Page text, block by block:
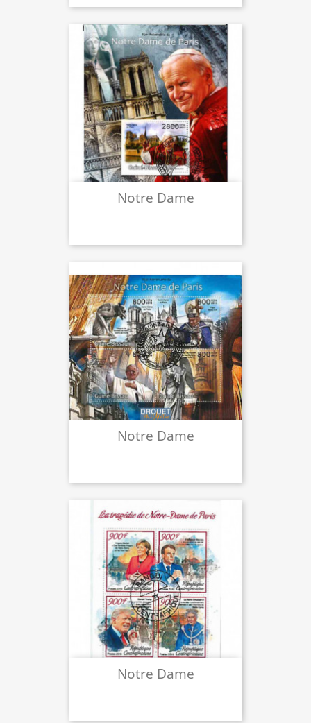
Notre Dame
Notre Dame
Notre Dame